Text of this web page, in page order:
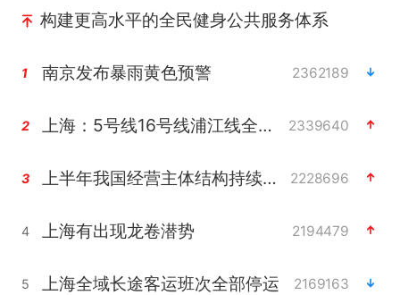
构建更高水平的全民健身公共服务体系
1 南京发布暴雨黄色预警 2362189
2 上海：5号线16号线浦江线全线停运 2339640
3 上半年我国经营主体结构持续优化 2228696
4 上海有出现龙卷潜势 2194479
5 上海全域长途客运班次全部停运 2169163